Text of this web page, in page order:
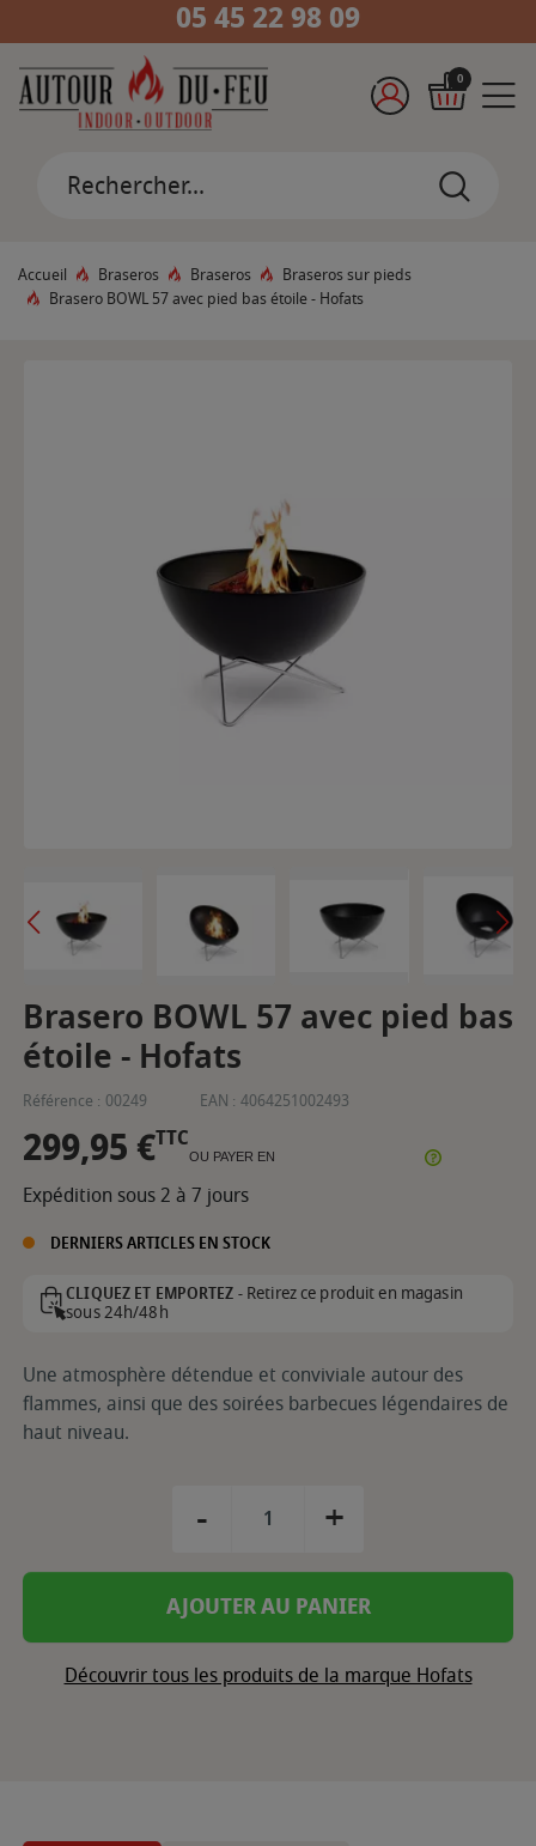
05 45 22 98 09
0
Accueil Braseros Braseros
Braseros sur pieds
Brasero BOWL 57 avec pied bas étoile - Hofats
Brasero BOWL 57 avec pied bas
étoile - Hofats
Référence : 00249 EAN : 4064251002493
299,95 €TTC
OU PAYER EN
Expédition sous 2 à 7 jours
DERNIERS ARTICLES EN STOCK
CLIQUEZ ET EMPORTEZ -Retirez ce produit en magasin
sous 24h/48h
Une atmosphère détendue et conviviale autour des
flammes, ainsi que des soirées barbecues légendaires de
haut niveau.
- +
AJOUTER AU PANIER
Découvrir tous les produits de la marque Hofats